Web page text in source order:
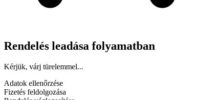
Rendelés leadása folyamatban
Kérjük, várj türelemmel...
Adatok ellenőrzése
Fizetés feldolgozása